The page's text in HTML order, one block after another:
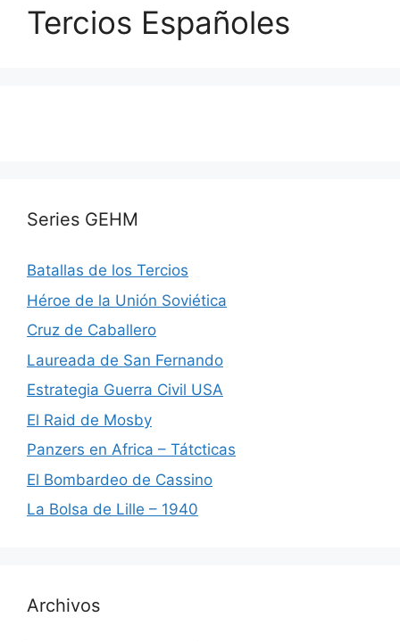
Tercios Españoles
Series GEHM
Batallas de los Tercios
Héroe de la Unión Soviética
Cruz de Caballero
Laureada de San Fernando
Estrategia Guerra Civil USA
El Raid de Mosby
Panzers en Africa – Tátcticas
El Bombardeo de Cassino
La Bolsa de Lille – 1940
Archivos